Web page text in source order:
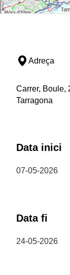
Adreça
Carrer, Boule,
Tarragona
Data inici
07-05-2026
Data fi
24-05-2026